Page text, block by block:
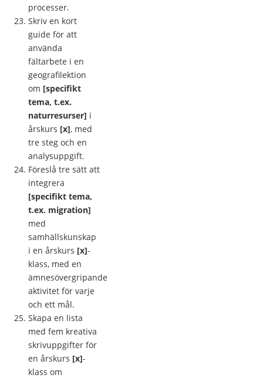
processer.
Skriv en kort
guide för att
använda
fältarbete i en
geografilektion
om [specifikt
tema, t.ex.
naturresurser] i
årskurs [x], med
tre steg och en
analysuppgift.
Föreslå tre sätt att
integrera
[specifikt tema,
t.ex. migration]
med
samhällskunskap
i en årskurs [x]-
klass, med en
ämnesövergripande
aktivitet för varje
och ett mål.
Skapa en lista
med fem kreativa
skrivuppgifter för
en årskurs [x]-
klass om